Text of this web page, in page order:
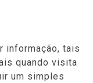
informação, tais
quando visita
um simples